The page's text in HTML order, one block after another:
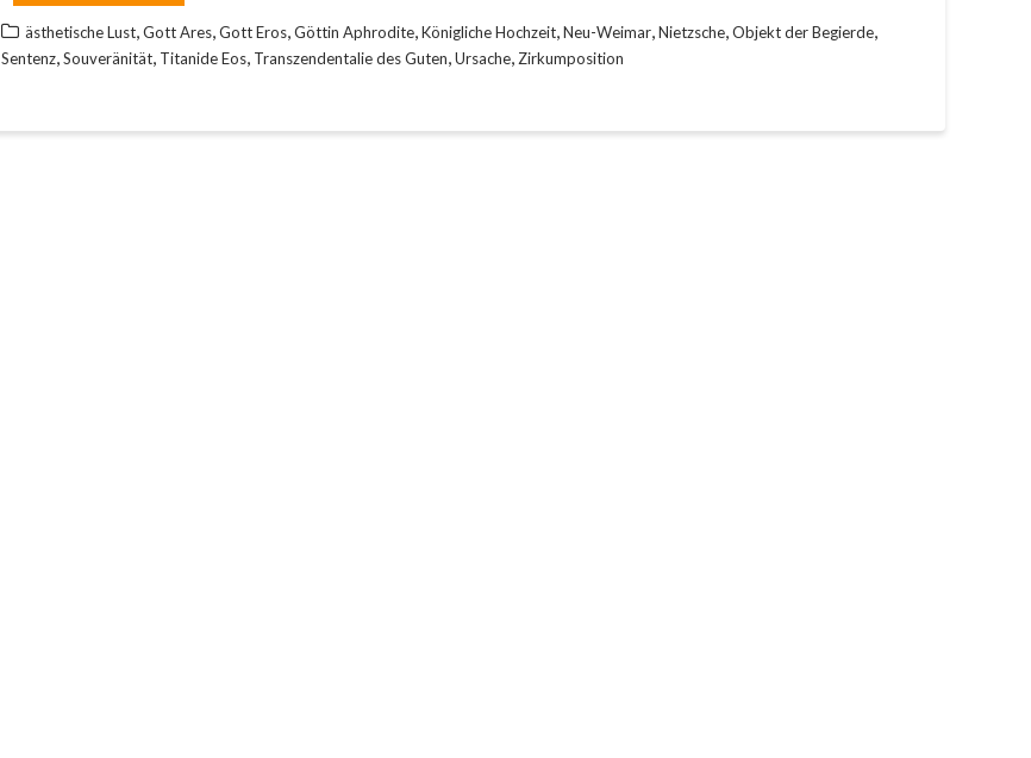
ästhetische Lust,Gott Ares,Gott Eros,Göttin Aphrodite,Königliche Hochzeit,Neu-Weimar,Nietzsche,Objekt der Begierde,
Sentenz,Souveränität, Titanide Eos, Transzendentalie des Guten,Ursache, Zirkumposition